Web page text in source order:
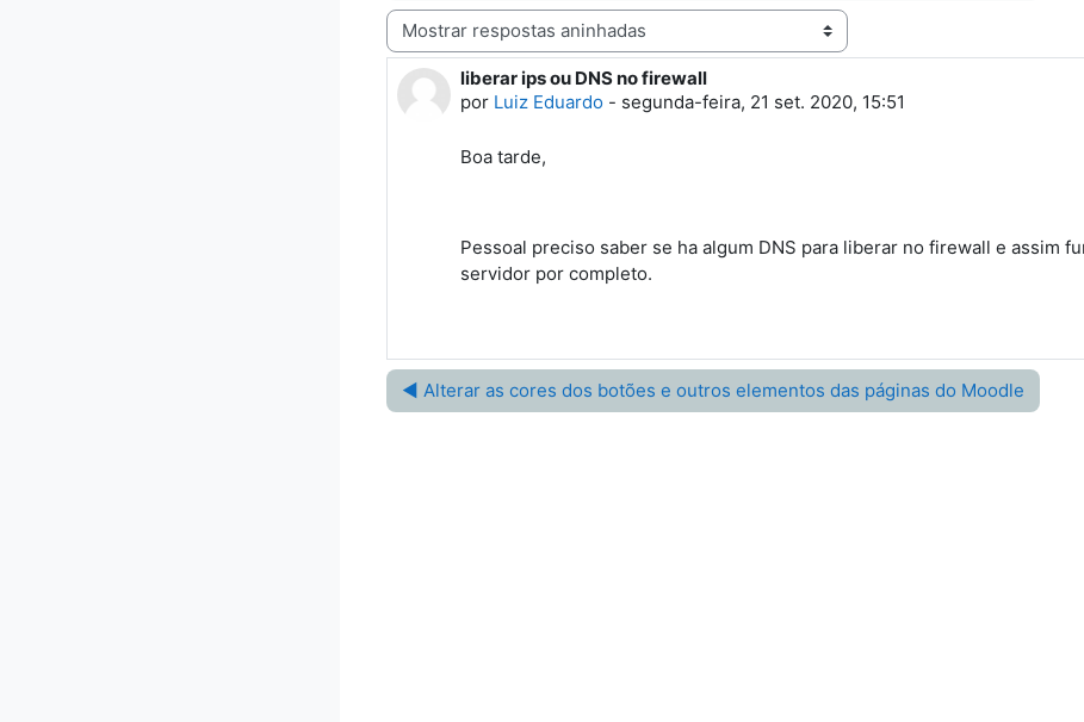
Modo de visualização
liberar ips ou DNS no firewall
por Luiz Eduardo - segunda-feira, 21 set. 2020, 15:51
Número de respostas: 0
Boa tarde,
Pessoal preciso saber se ha algum DNS para liberar no firewall e assim
servidor por completo.
◀︎ Alterar as cores dos botões e outros elementos das páginas do Moodle